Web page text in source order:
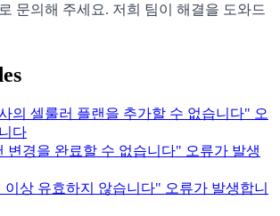
문의해 주세요. 저희 팀이 해결을 도와드
의 셀룰러 플랜을 추가할 수 없습니다" 오
다
변경을 완료할 수 없습니다" 오류가 발생
이상 유효하지 않습니다" 오류가 발생합니